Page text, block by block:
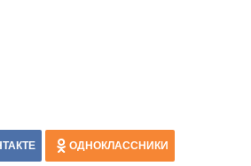
ОДНОКЛАССНИКИ